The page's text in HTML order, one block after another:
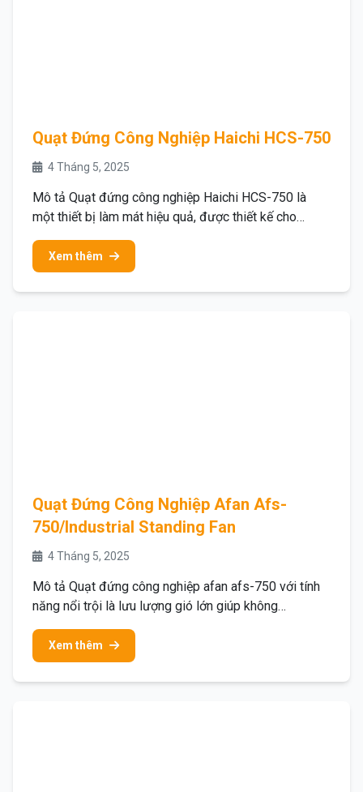
Quạt Đứng Công Nghiệp Haichi HCS-750
4 Tháng 5, 2025
Mô tả Quạt đứng công nghiệp Haichi HCS-750 là
một thiết bị làm mát hiệu quả, được thiết kế cho…
Xem thêm
Quạt Đứng Công Nghiệp Afan Afs-
750/Industrial Standing Fan
4 Tháng 5, 2025
Mô tả Quạt đứng công nghiệp afan afs-750 với tính
năng nổi trội là lưu lượng gió lớn giúp không…
Xem thêm